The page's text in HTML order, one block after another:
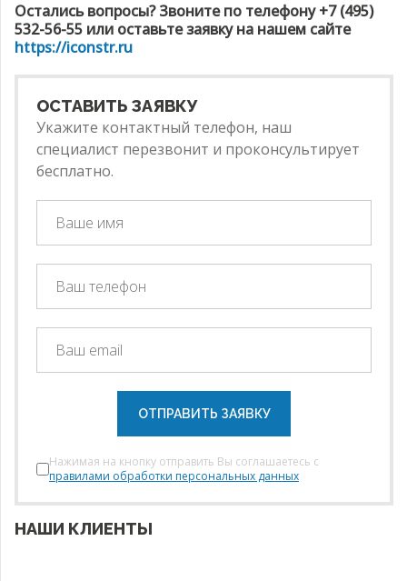
Остались вопросы? Звоните по телефону +7 (495)
532-56-55 или оставьте заявку на нашем сайте
https://iconstr.ru
ОСТАВИТЬ ЗАЯВКУ
Укажите контактный телефон, наш
специалист перезвонит и проконсультирует
бесплатно.
ОТПРАВИТЬ ЗАЯВКУ
Нажимая на кнопку отправить Вы соглашаетесь с
правилами обработки персональных данных
НАШИ КЛИЕНТЫ